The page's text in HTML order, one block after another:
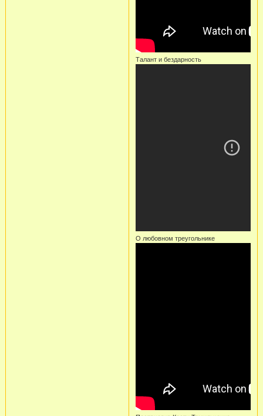
Талант и бездарность
О любовном треугольнике